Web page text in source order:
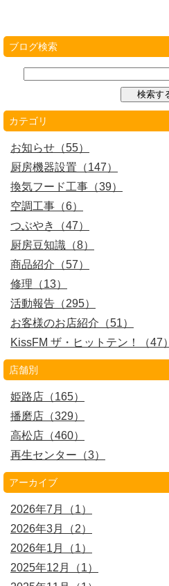
ブログ検索
カテゴリ
お知らせ（55）
厨房機器設置（147）
換気フード工事（39）
空調工事（6）
つぶやき（47）
厨房豆知識（8）
商品紹介（57）
修理（13）
活動報告（295）
お客様のお店紹介（51）
KissFM ザ・ヒットテン！（47）
店舗別
姫路店（165）
播磨店（329）
高松店（460）
再生センター（3）
アーカイブ
2026年7月（1）
2026年3月（2）
2026年1月（1）
2025年12月（1）